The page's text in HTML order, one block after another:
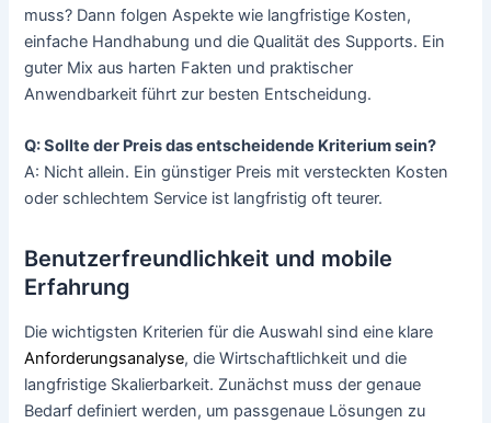
muss? Dann folgen Aspekte wie langfristige Kosten,
einfache Handhabung und die Qualität des Supports. Ein
guter Mix aus harten Fakten und praktischer
Anwendbarkeit führt zur besten Entscheidung.
Q: Sollte der Preis das entscheidende Kriterium sein?
A: Nicht allein. Ein günstiger Preis mit versteckten Kosten
oder schlechtem Service ist langfristig oft teurer.
Benutzerfreundlichkeit und mobile
Erfahrung
Die wichtigsten Kriterien für die Auswahl sind eine klare
Anforderungsanalyse, die Wirtschaftlichkeit und die
langfristige Skalierbarkeit. Zunächst muss der genaue
Bedarf definiert werden, um passgenaue Lösungen zu